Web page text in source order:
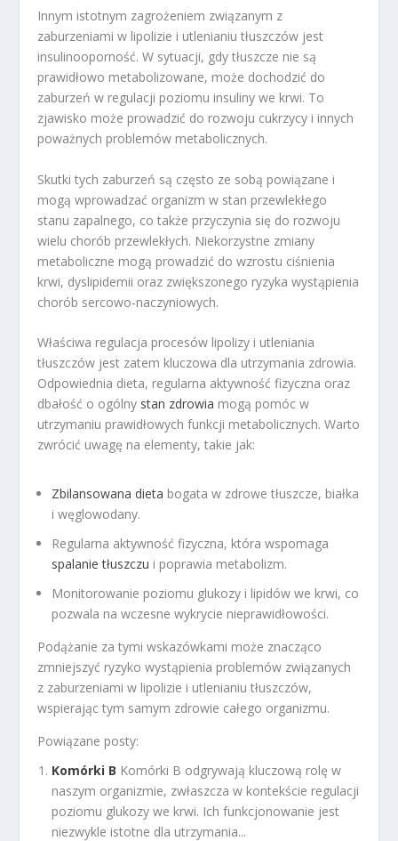
Innym istotnym zagrożeniem związanym z
zaburzeniami w lipolizie i utlenianiu tłuszczów jest
insulinooporność. W sytuacji, gdy tłuszcze nie są
prawidłowo metabolizowane, może dochodzić do
zaburzeń w regulacji poziomu insuliny we krwi. To
zjawisko może prowadzić do rozwoju cukrzycy i innych
poważnych problemów metabolicznych.
Skutki tych zaburzeń są często ze sobą powiązane i
mogą wprowadzać organizm w stan przewlekłego
stanu zapalnego, co także przyczynia się do rozwoju
wielu chorób przewlekłych. Niekorzystne zmiany
metaboliczne mogą prowadzić do wzrostu ciśnienia
krwi, dyslipidemii oraz zwiększonego ryzyka wystąpienia
chorób sercowo-naczyniowych.
Właściwa regulacja procesów lipolizy i utleniania
tłuszczów jest zatem kluczowa dla utrzymania zdrowia.
Odpowiednia dieta, regularna aktywność fizyczna oraz
dbałość o ogólny stan zdrowia mogą pomóc w
utrzymaniu prawidłowych funkcji metabolicznych. Warto
zwrócić uwagę na elementy, takie jak:
Zbilansowana dieta bogata w zdrowe tłuszcze, białka
i węglowodany.
Regularna aktywność fizyczna, która wspomaga
spalanie tłuszczu i poprawia metabolizm.
Monitorowanie poziomu glukozy i lipidów we krwi, co
pozwala na wczesne wykrycie nieprawidłowości.
Podążanie za tymi wskazówkami może znacząco
zmniejszyć ryzyko wystąpienia problemów związanych
z zaburzeniami w lipolizie i utlenianiu tłuszczów,
wspierając tym samym zdrowie całego organizmu.
Powiązane posty:
Komórki B Komórki B odgrywają kluczową rolę w
naszym organizmie, zwłaszcza w kontekście regulacji
poziomu glukozy we krwi. Ich funkcjonowanie jest
niezwykle istotne dla utrzymania...